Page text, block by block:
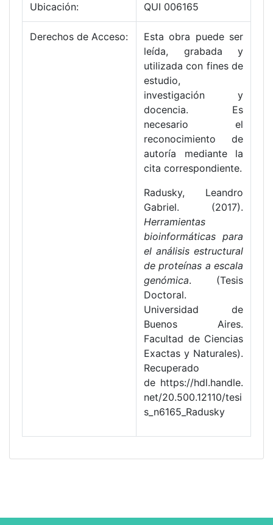
Ubicación: QUI 006165
Derechos de Acceso:
Esta obra puede ser
leída, grabada y
utilizada con fines de
estudio,
investigación y
docencia. Es
necesario el
reconocimiento de
autoría mediante la
cita correspondiente.
Radusky, Leandro
Gabriel. (2017).
Herramientas
bioinformáticas para
el análisis estructural
de proteínas a escala
genómica. (Tesis
Doctoral.
Universidad de
Buenos Aires.
Facultad de Ciencias
Exactas y Naturales).
Recuperado
de https://hdl.handle.
net/20.500.12110/tesi
s_n6165_Radusky